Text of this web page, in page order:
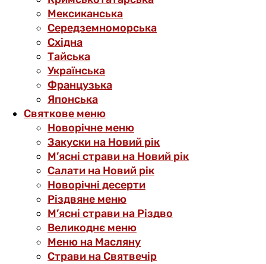
Мексиканська
Середземноморська
Східна
Тайська
Українська
Французька
Японська
Святкове меню
Новорічне меню
Закуски на Новий рік
М’ясні страви на Новий рік
Салати на Новий рік
Новорічні десерти
Різдвяне меню
М’ясні страви на Різдво
Великоднє меню
Меню на Масляну
Страви на Святвечір